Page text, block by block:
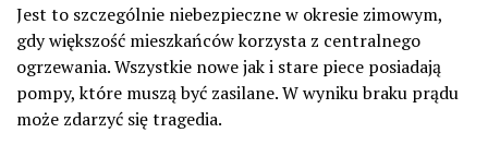
Jest to szczególnie niebezpieczne w okresie zimowym,
gdy większość mieszkańców korzysta z centralnego
ogrzewania. Wszystkie nowe jak i stare piece posiadają
pompy, które muszą być zasilane. W wyniku braku prądu
może zdarzyć się tragedia.